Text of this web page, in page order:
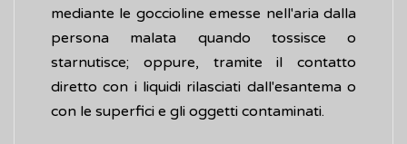
mediante le goccioline emesse nell'aria dalla
persona malata quando tossisce o
starnutisce; oppure, tramite il contatto
diretto con i liquidi rilasciati dall'esantema o
con le superfici e gli oggetti contaminati.